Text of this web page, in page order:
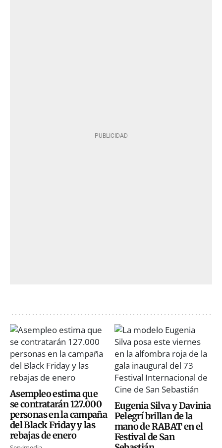
Asempleo estima que
se contratarán 127.000
personas en la campaña
del Black Friday y las
rebajas de enero
Eugenia Silva y Davinia
Pelegrí brillan de la
mano de RABAT en el
Festival de San